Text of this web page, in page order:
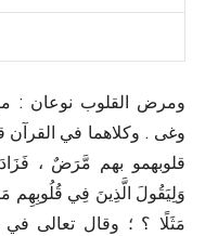
ومرض القلوب نوعان
وغى . وكلاهما في
قلوبهمو بهم مَّرَضٌ ،
وَلِيَقُولَ الَّذِينَ فِي قُلُوبِهِم
مَثَلًا ؟ ؛ وقال تعالى